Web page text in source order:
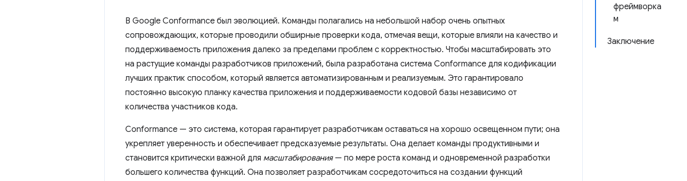
фреймворка
м
Заключение
В Google Conformance был эволюцией. Команды полагались на небольшой набор очень опытных
сопровождающих, которые проводили обширные проверки кода, отмечая вещи, которые влияли на качество и
поддерживаемость приложения далеко за пределами проблем с корректностью. Чтобы масштабировать это
на растущие команды разработчиков приложений, была разработана система Conformance для кодификации
лучших практик способом, который является автоматизированным и реализуемым. Это гарантировало
постоянно высокую планку качества приложения и поддерживаемости кодовой базы независимо от
количества участников кода.
Conformance — это система, которая гарантирует разработчикам оставаться на хорошо освещенном пути; она
укрепляет уверенность и обеспечивает предсказуемые результаты. Она делает команды продуктивными и
становится критически важной для масштабирования— по мере роста команд и одновременной разработки
большего количества функций. Она позволяет разработчикам сосредоточиться на создании функций